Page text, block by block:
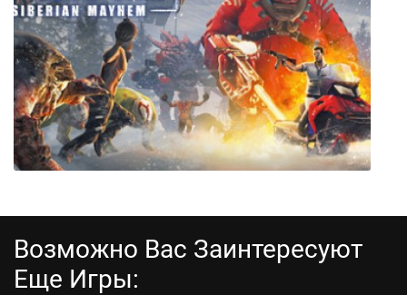
PRO FISHING SIMULATOR
Возможно Вас Заинтересуют
Еще Игры: